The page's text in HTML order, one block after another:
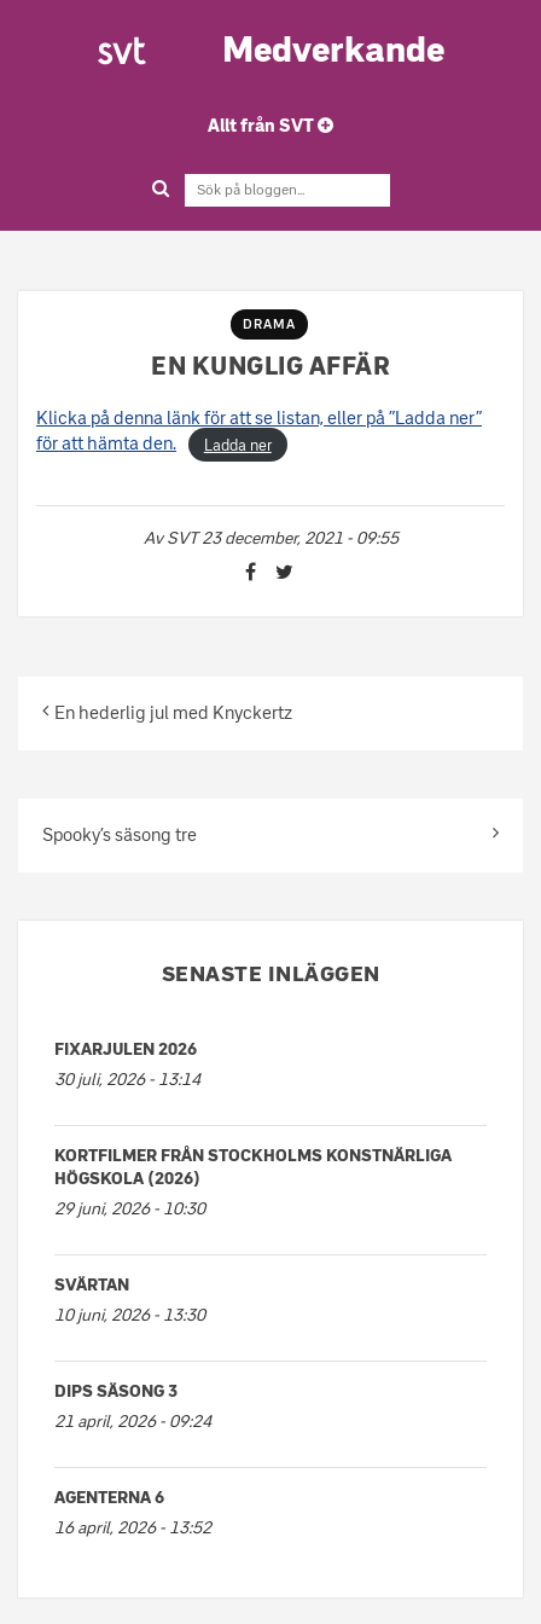
Medverkande
Allt från SVT
DRAMA
EN KUNGLIG AFFÄR
Klicka på denna länk för att se listan, eller på ”Ladda ner”
för att hämta den.
Ladda ner
AvSVT 23 december, 2021 - 09:55
En hederlig jul med Knyckertz
Spooky’s säsong tre
SENASTE INLÄGGEN
FIXARJULEN 2026
30 juli, 2026 - 13:14
KORTFILMER FRÅN STOCKHOLMS KONSTNÄRLIGA
HÖGSKOLA (2026)
29 juni, 2026 - 10:30
SVÄRTAN
10 juni, 2026 - 13:30
DIPS SÄSONG 3
21 april, 2026 - 09:24
AGENTERNA 6
16 april, 2026 - 13:52